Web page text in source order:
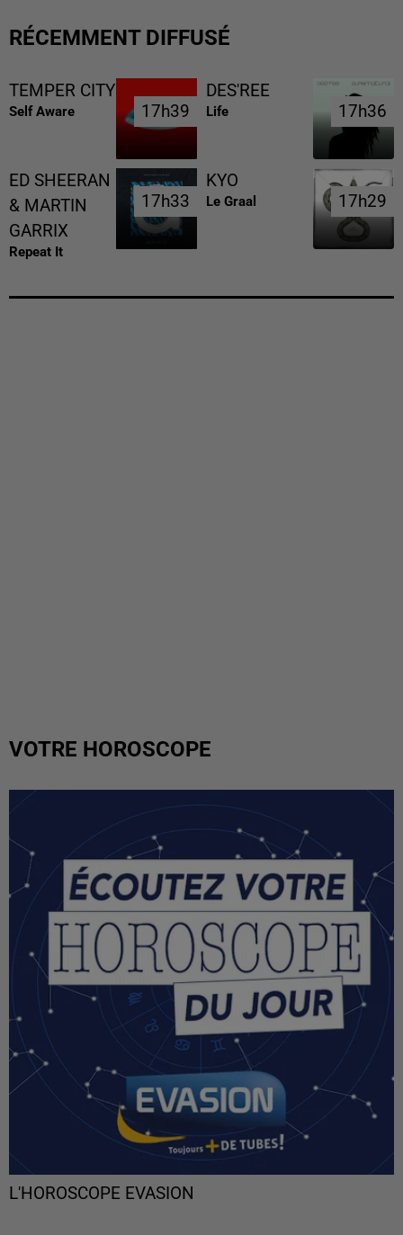
RÉCEMMENT DIFFUSÉ
TEMPER CITY
Self Aware 17h39
17h39
DES'REE
Life 17h36
17h36
ED SHEERAN
& MARTIN
GARRIX
Repeat It
17h33
17h33
KYO
Le Graal 17h29
17h29
VOTRE HOROSCOPE
L'HOROSCOPE EVASION